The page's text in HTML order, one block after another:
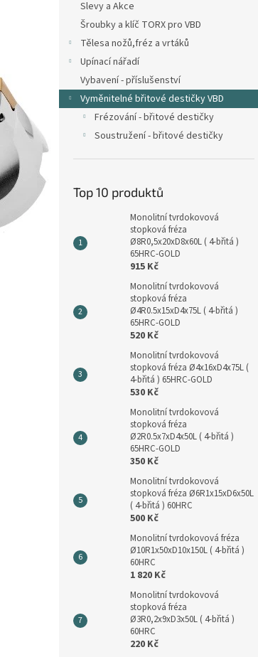
Slevy a Akce
Šroubky a klíč TORX pro VBD
Tělesa nožů,fréz a vrtáků
Upínací nářadí
Vybavení - příslušenství
Vyměnitelné břitové destičky VBD
Frézování - břitové destičky
Soustružení - břitové destičky
Top 10 produktů
Monolitní tvrdokovová
stopková fréza
Ø8R0,5x20xD8x60L ( 4-břitá )
65HRC-GOLD
915 Kč
Monolitní tvrdokovová
stopková fréza
Ø4R0.5x15xD4x75L ( 4-břitá )
65HRC-GOLD
520 Kč
Monolitní tvrdokovová
stopková fréza Ø4x16xD4x75L (
4-břitá ) 65HRC-GOLD
530 Kč
Monolitní tvrdokovová
stopková fréza
Ø2R0.5x7xD4x50L ( 4-břitá )
65HRC-GOLD
350 Kč
Monolitní tvrdokovová
stopková fréza Ø6R1x15xD6x50L
( 4-břitá ) 60HRC
500 Kč
Monolitní tvrdokovová fréza
Ø10R1x50xD10x150L ( 4-břitá )
60HRC
1 820 Kč
Monolitní tvrdokovová
stopková fréza
Ø3R0,2x9xD3x50L ( 4-břitá )
60HRC
220 Kč